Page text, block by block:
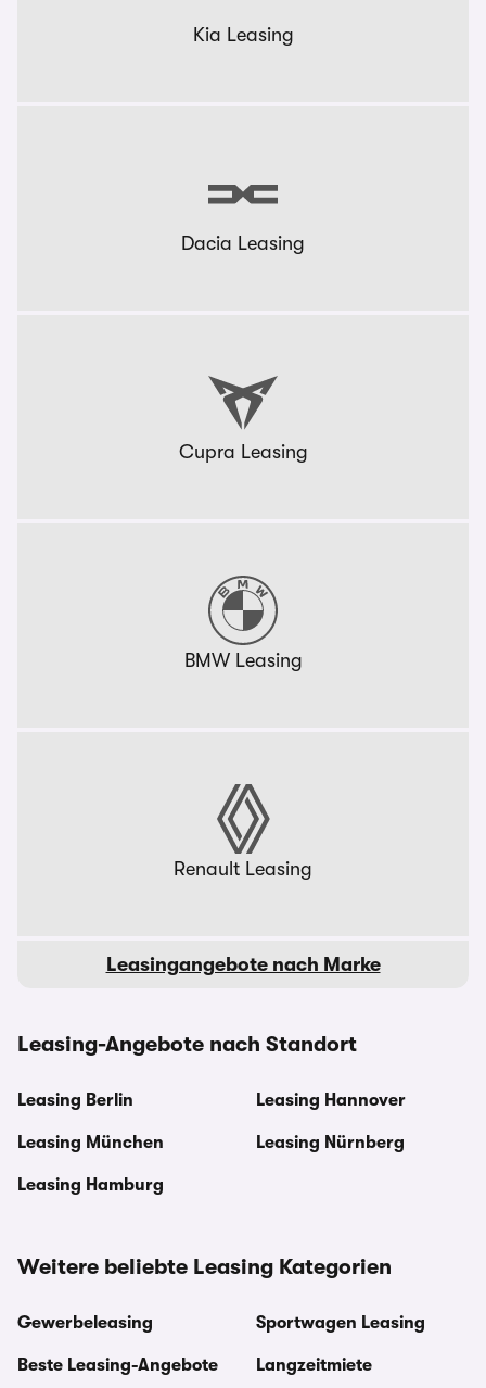
Kia Leasing
Dacia Leasing
Cupra Leasing
BMW Leasing
Renault Leasing
Leasingangebote nach Marke
Leasing-Angebote nach Standort
Leasing Berlin
Leasing München
Leasing Hamburg
Leasing Hannover
Leasing Nürnberg
Weitere beliebte Leasing Kategorien
Gewerbeleasing
Beste Leasing-Angebote
Sportwagen Leasing
Langzeitmiete